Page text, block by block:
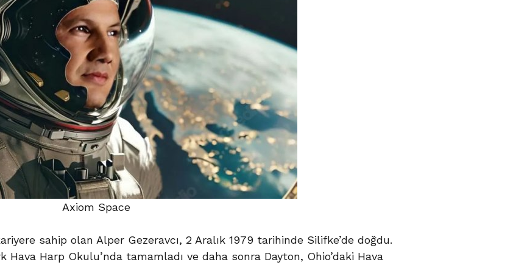
Axiom Space
sahip olan Alper Gezeravcı, 2 Aralık 1979 tarihinde Silifke’de doğdu.
Harp Okulu’nda tamamladı ve daha sonra Dayton, Ohio’daki Hava